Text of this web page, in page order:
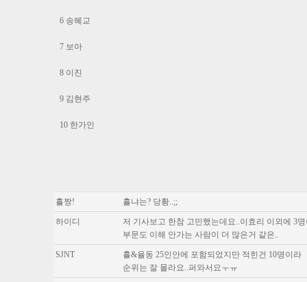
6 송혜교
7 보아
8 이진
9 김현주
10 한가인
횰짱! 횰냐는? 당황..;;
하이디
저 기사보고 한참 고민했는데요..이효리 이외에 3
부문도 이해 안가는 사람이 더 많은거 같은..
SJNT
횰&율동 25인안에 포함되었지만 적힌건 10명이라
순위는 잘 몰라요..퍼와서요ㅜㅠ